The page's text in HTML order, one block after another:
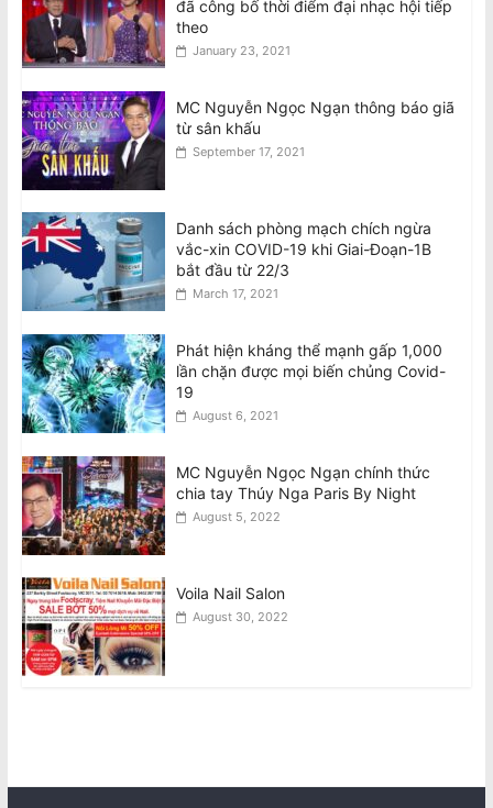
đã công bố thời điểm đại nhạc hội tiếp
theo
January 23, 2021
MC Nguyễn Ngọc Ngạn thông báo giã
từ sân khấu
September 17, 2021
Danh sách phòng mạch chích ngừa
vắc-xin COVID-19 khi Giai-Đoạn-1B
bắt đầu từ 22/3
March 17, 2021
Phát hiện kháng thể mạnh gấp 1,000
lần chặn được mọi biến chủng Covid-
19
August 6, 2021
MC Nguyễn Ngọc Ngạn chính thức
chia tay Thúy Nga Paris By Night
August 5, 2022
Voila Nail Salon
August 30, 2022